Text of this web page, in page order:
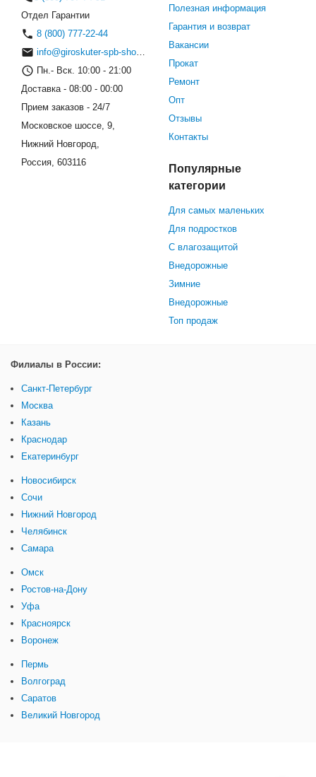
Отдел Гарантии
8 (800) 777-22-44
info@giroskuter-spb-shop.ru
Пн.- Вск. 10:00 - 21:00
Доставка - 08:00 - 00:00
Прием заказов - 24/7
Московское шоссе, 9,
Нижний Новгород,
Россия, 603116
Полезная информация
Гарантия и возврат
Вакансии
Прокат
Ремонт
Опт
Отзывы
Контакты
Популярные
категории
Для самых маленьких
Для подростков
С влагозащитой
Внедорожные
Зимние
Внедорожные
Топ продаж
Филиалы в России:
Санкт-Петербург
Москва
Казань
Краснодар
Екатеринбург
Новосибирск
Сочи
Нижний Новгород
Челябинск
Самара
Омск
Ростов-на-Дону
Уфа
Красноярск
Воронеж
Пермь
Волгоград
Саратов
Великий Новгород